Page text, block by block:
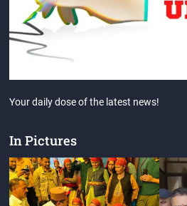
Your daily dose of the latest news!
In Pictures